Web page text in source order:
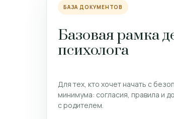
БАЗА ДОКУМЕНТОВ
Базовая рамка
психолога
Для тех, кто хочет начать с
минимума: согласия, правила и
с родителем.